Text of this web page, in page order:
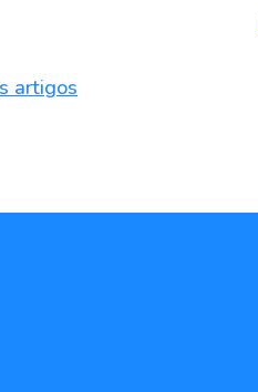
artigos